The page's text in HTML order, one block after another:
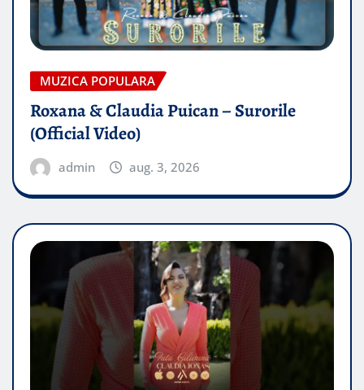
MUZICA POPULARA
Roxana & Claudia Puican – Surorile
(Official Video)
admin aug. 3, 2026